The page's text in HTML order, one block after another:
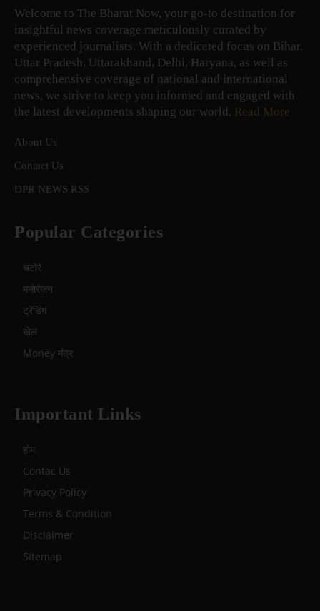
Welcome to The Bharat Now, your go-to destination for
insightful news coverage meticulously curated by
experienced journalists. With a dedicated focus on Bihar,
Uttar Pradesh, Uttarakhand, Delhi, Haryana, as well as
comprehensive coverage of national and international
news, we strive to keep you informed and engaged with
the latest developments shaping our world. Read More
About Us
Contact Us
DPR NEWS RSS
Popular Categories
चटोरे
मनोरंजन
ट्रेंडिंग
खेल
Money मंत्र
Important Links
होम
Contac Us
Privacy Policy
Terms & Condition
Disclaimer
Sitemap